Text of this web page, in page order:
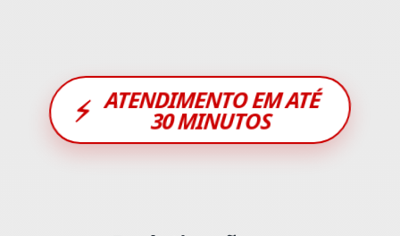
⚡ ATENDIMENTO EM ATÉ
30 MINUTOS